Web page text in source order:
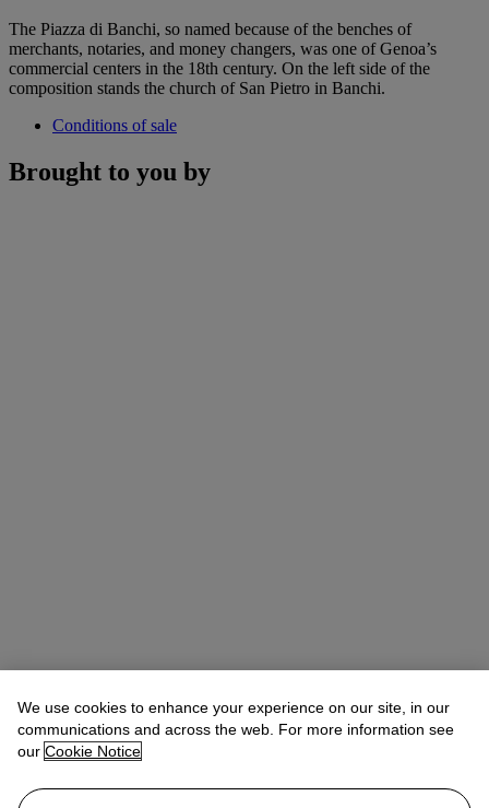
The Piazza di Banchi, so named because of the benches of
merchants, notaries, and money changers, was one of Genoa’s
commercial centers in the 18th century. On the left side of the
composition stands the church of San Pietro in Banchi.
Conditions of sale
Brought to you by
Olivia GhoshSpecialist
oghosh@christies.com+33 (0)6 10 07 23 54
We use cookies to enhance your experience on our site, in our
communications and across the web. For more information see
our Cookie Notice